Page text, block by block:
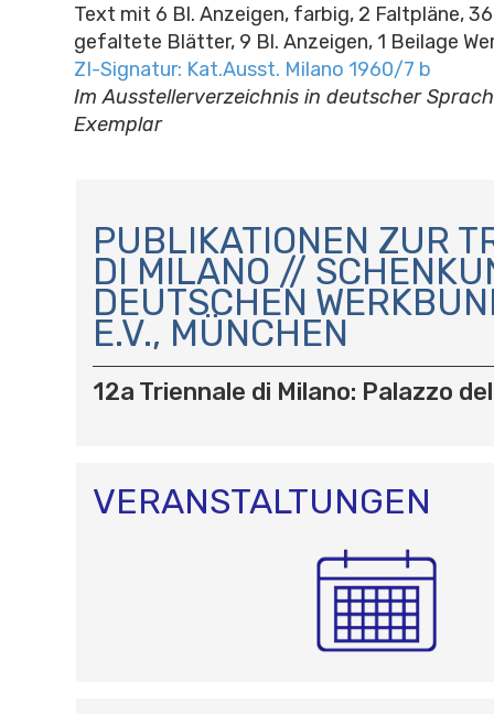
Text mit 6 Bl. Anzeigen, farbig, 2 Faltpläne,
gefaltete Blätter, 9 Bl. Anzeigen, 1 Beilage
ZI-Signatur: Kat.Ausst. Milano 1960/7 b
Im Ausstellerverzeichnis in deutscher
Exemplar
A
V
I
G
A
T
I
O
PUBLIKATIONEN ZUR
DI MILANO //
DEUTSCHEN
E.V., MÜNCHEN
12a Triennale di Milano: Palazzo
VERANSTALTUNGEN